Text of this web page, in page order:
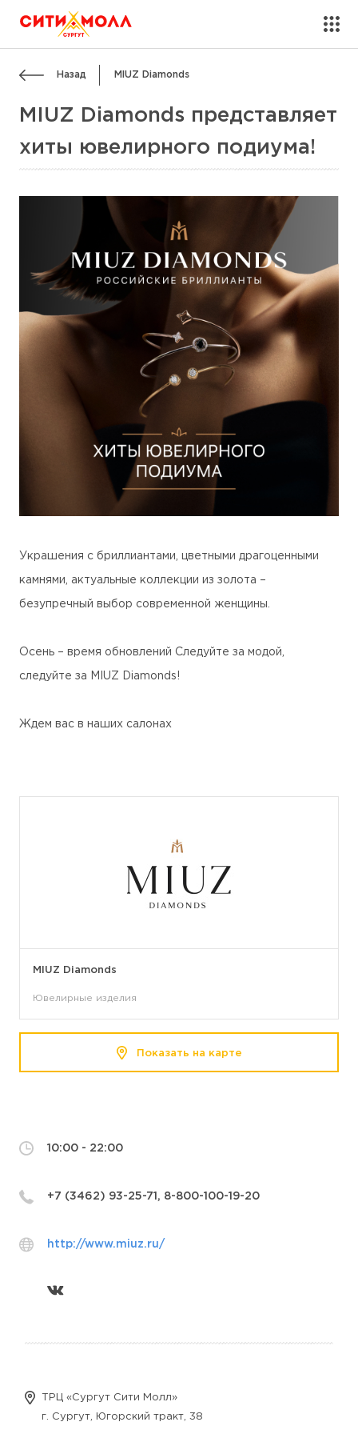
Назад MIUZ Diamonds
MIUZ Diamonds представляет
хиты ювелирного подиума!
MIUZ Diamonds
Ювелирные изделия
Показать на карте
Украшения с бриллиантами, цветными драгоценными
камнями, актуальные коллекции из золота –
безупречный выбор современной женщины.
Осень – время обновлений Следуйте за модой,
следуйте за MIUZ Diamonds!
Ждем вас в наших салонах
10:00 - 22:00
+7 (3462) 93-25-71, 8-800-100-19-20
http://www.miuz.ru/
ТРЦ «Сургут Сити Молл»
г. Сургут, Югорский тракт, 38